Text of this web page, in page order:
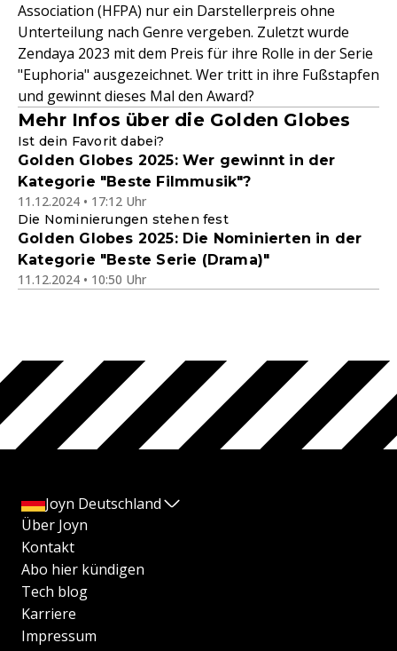
Association (HFPA) nur ein Darstellerpreis ohne
Unterteilung nach Genre vergeben. Zuletzt wurde
Zendaya 2023 mit dem Preis für ihre Rolle in der Serie
"Euphoria" ausgezeichnet. Wer tritt in ihre Fußstapfen
und gewinnt dieses Mal den Award?
Mehr Infos über die Golden Globes
Ist dein Favorit dabei?
Golden Globes 2025: Wer gewinnt in der
Kategorie "Beste Filmmusik"?
11.12.2024 • 17:12 Uhr
Die Nominierungen stehen fest
Golden Globes 2025: Die Nominierten in der
Kategorie "Beste Serie (Drama)"
11.12.2024 • 10:50 Uhr
Joyn Deutschland
Über Joyn
Kontakt
Abo hier kündigen
Tech blog
Karriere
Impressum